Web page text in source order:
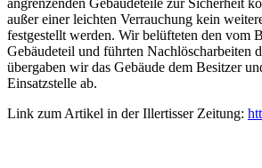
außer einer leichten Verrauchung kein
festgestellt werden. Wir belüfteten den vom
Gebäudeteil und führten Nachlöscharbeiten
übergaben wir das Gebäude dem Besitzer
Einsatzstelle ab.
Link zum Artikel in der Illertisser Zeitung: